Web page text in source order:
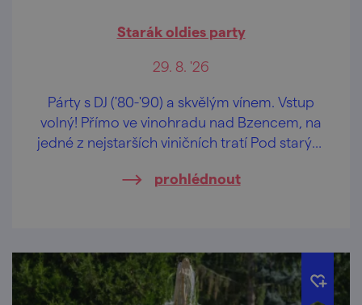
Starák oldies party
29. 8. '26
Párty s DJ ('80-'90) a skvělým vínem. Vstup
volný! Přímo ve vinohradu nad Bzencem, na
jedné z nejstarších viničních tratí Pod starým
prohlédnout